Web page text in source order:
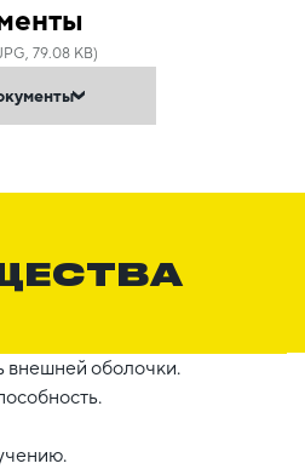
79.08 KB)
внешней оболочки.